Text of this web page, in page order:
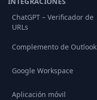
ChatGPT – Verificador de
URLs
Complemento de Outlook
Google Workspace
Aplicación móvil